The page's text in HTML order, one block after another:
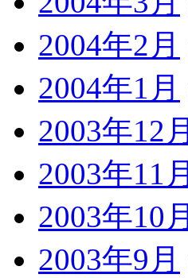
2004年2月
2004年1月
2003年12月
2003年11月
2003年10月
2003年9月